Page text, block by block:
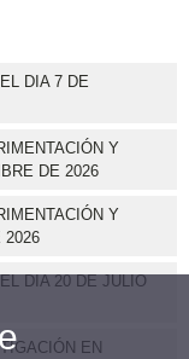
DIA 7 DE
Y
DE 2026
Y
2026
DIA 20 DE JULIO
EN